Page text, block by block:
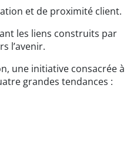
et de proximité client.
les liens construits par
l’avenir.
une initiative consacrée à
grandes tendances :